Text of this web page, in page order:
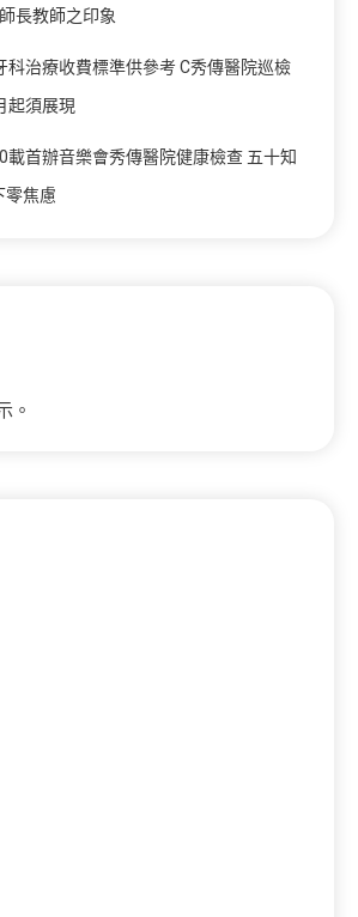
長教師之印象
科治療收費標準供參考 C秀傳醫院巡檢
起須展現
載首辦音樂會秀傳醫院健康檢查 五十知
零焦慮
。